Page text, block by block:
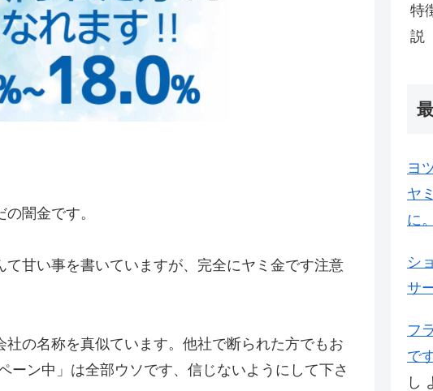
闇金です。
甘い事を書いていますが、完全にヤミ金です注意
の名称を真似ています。他社で断られた方でもお
ーン中」は全部ウソです、信じないようにして下さ
特
説
ヨ
ヤ
に。
シ
サ
フ
で
し